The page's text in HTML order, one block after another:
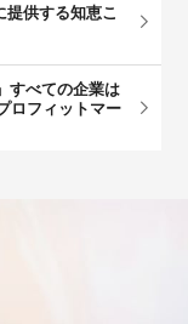
提供する知恵こ
すべての企業は
ロフィットマー